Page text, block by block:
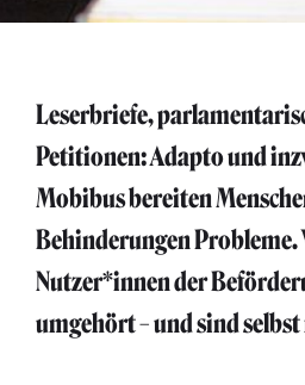
Leserbriefe,
Petitionen: Adapto und
Mobibus bereiten
Behinderungen Probleme.
Nutzer*innen der
umgehört – und sind